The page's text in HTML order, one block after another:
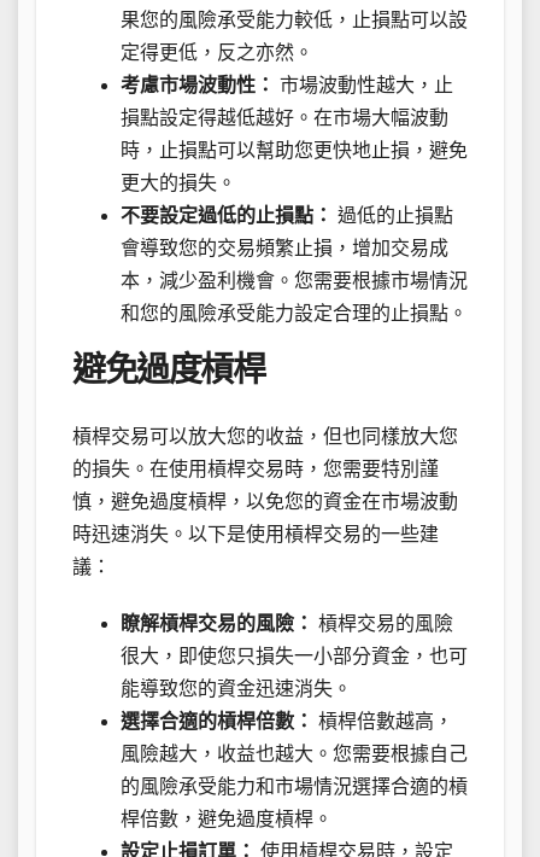
果您的風險承受能力較低，止損點可以設
定得更低，反之亦然。
考慮市場波動性： 市場波動性越大，止
損點設定得越低越好。在市場大幅波動
時，止損點可以幫助您更快地止損，避免
更大的損失。
不要設定過低的止損點： 過低的止損點
會導致您的交易頻繁止損，增加交易成
本，減少盈利機會。您需要根據市場情況
和您的風險承受能力設定合理的止損點。
避免過度槓桿
槓桿交易可以放大您的收益，但也同樣放大您
的損失。在使用槓桿交易時，您需要特別謹
慎，避免過度槓桿，以免您的資金在市場波動
時迅速消失。以下是使用槓桿交易的一些建
議：
瞭解槓桿交易的風險： 槓桿交易的風險
很大，即使您只損失一小部分資金，也可
能導致您的資金迅速消失。
選擇合適的槓桿倍數： 槓桿倍數越高，
風險越大，收益也越大。您需要根據自己
的風險承受能力和市場情況選擇合適的槓
桿倍數，避免過度槓桿。
設定止損訂單： 使用槓桿交易時，設定